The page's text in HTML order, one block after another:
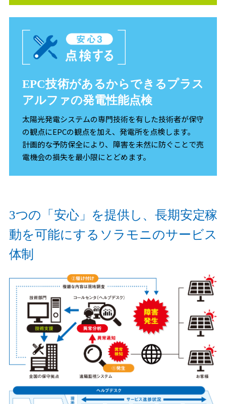
EPC技術があるからできるプラス
アルファの発電性能点検
太陽光発電システムの専門技術を有した技術者が保守
の観点にEPCの観点を加え、発電所を点検します。
計画的な予防保全により、障害を未然に防ぐことで売
電機会の損失を最小限にとどめます。
3つの「安心」を提供し、長期安定稼
動を可能にするソラモニのサービス
体制